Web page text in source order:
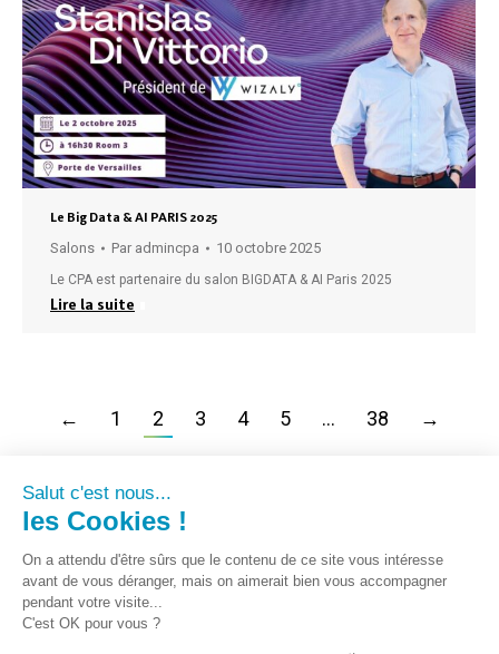
Le Big Data & AI PARIS 2025
Salons Par admincpa 10 octobre 2025
Le CPA est partenaire du salon BIGDATA & AI Paris 2025
Lire la suite
← 1 2 3 4 5 … 38 →
Salut c'est nous...
les Cookies !
On a attendu d'être sûrs que le contenu de ce site vous intéresse
avant de vous déranger, mais on aimerait bien vous accompagner
pendant votre visite...
C'est OK pour vous ?